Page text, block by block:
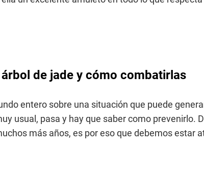
de jade y cómo combatirlas
entero sobre una situación que puede
usual, pasa y hay que saber como prevenirlo.
más años, es por eso que debemos estar